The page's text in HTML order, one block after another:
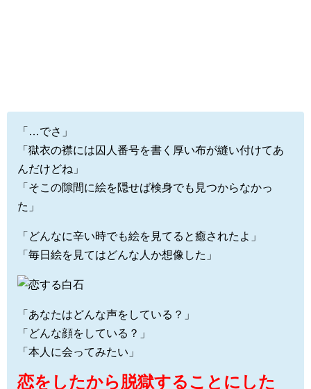
「…でさ」
「獄衣の襟には囚人番号を書く厚い布が縫い付けてあ
んだけどね」
「そこの隙間に絵を隠せば検身でも見つからなかっ
た」
「どんなに辛い時でも絵を見てると癒されたよ」
「毎日絵を見てはどんな人か想像した」
「あなたはどんな声をしている？」
「どんな顔をしている？」
「本人に会ってみたい」
恋をしたから脱獄することにした